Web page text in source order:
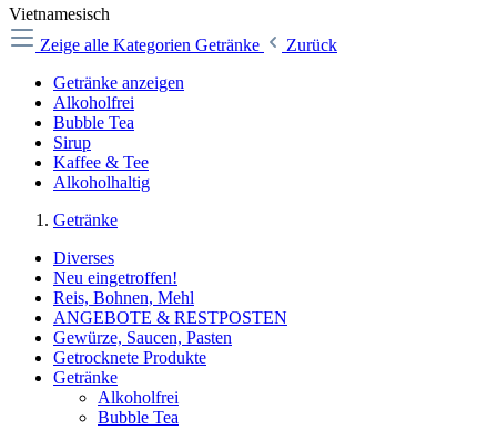
Vietnamesisch
Zeige alle Kategorien Getränke
Zurück
Getränke anzeigen
Alkoholfrei
Bubble Tea
Sirup
Kaffee & Tee
Alkoholhaltig
Getränke
Diverses
Neu eingetroffen!
Reis, Bohnen, Mehl
ANGEBOTE & RESTPOSTEN
Gewürze, Saucen, Pasten
Getrocknete Produkte
Getränke
Alkoholfrei
Bubble Tea